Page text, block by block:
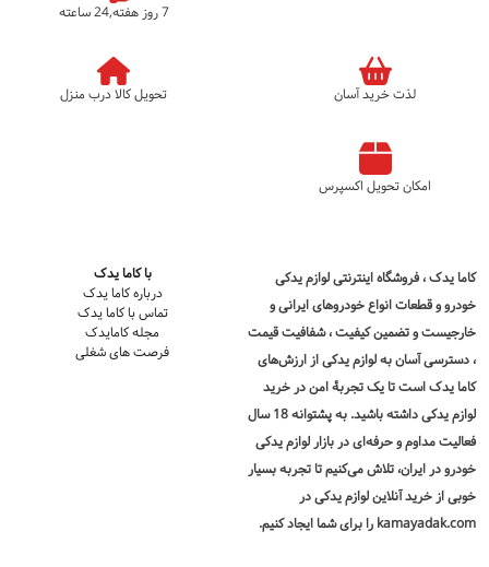
7 روز هفته,24 ساعته
لذت خرید آسان تحویل کالا درب منزل
امکان تحویل اکسپرس
کاما یدک، فروشگاه اینترنتی لوازم یدکی
خودرو و قطعات انواع خودروهای ایرانی و
خارجیست و تضمین کیفیت ، شفافیت قیمت
، دسترسی آسان به لوازم یدکی از ارزش‌های
کاما یدک است تا یک تجربۀ امن درخرید
لوازم یدکی
داشته باشید. به پشتوانه 18 سال
فعالیت مداوم و حرفه‌ای در بازار لوازم یدکی
خودرو در ایران، تلاش می‌کنیم تا تجربه بسیار
خوبی از خرید آنلاین لوازم یدکی در
kamayadak.com را برای شما ایجاد کنیم.
با کاما یدک
درباره کاما یدک
تماس با کاما یدک
مجله کامایدک
فرصت های شغلی